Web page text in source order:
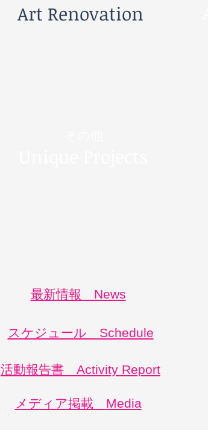
​Art Renovation
最新情報 News
スケジュール Schedule
活動報告書 Activity Report
メディア掲載 Media